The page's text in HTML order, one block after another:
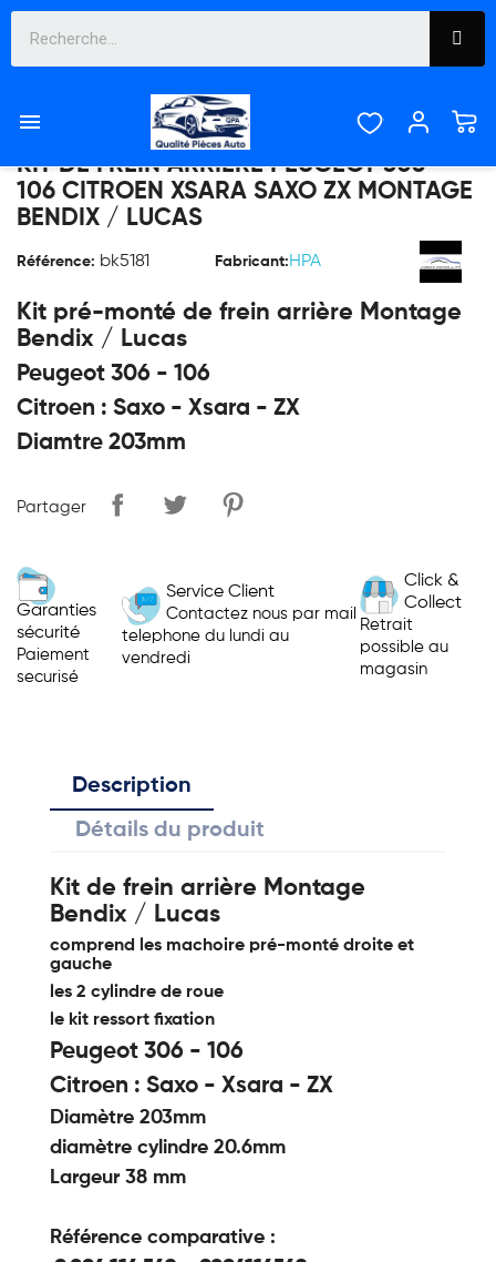

KIT DE FREIN ARRIÈRE PEUGEOT 306-
106 CITROEN XSARA SAXO ZX MONTAGE
BENDIX / LUCAS
Référence: bk5181 Fabricant: HPA
Kit pré-monté de frein arrière Montage
Bendix / Lucas
Peugeot 306 - 106
Citroen : Saxo - Xsara - ZX
Diamtre 203mm
Partager
Garanties
sécurité
Paiement
securisé
Service Client
Contactez nous par mail
telephone du lundi au
vendredi
Click &
Collect
Retrait
possible au
magasin
Description
Détails du produit
Kit de frein arrière Montage
Bendix / Lucas
comprend les machoire pré-monté droite et
gauche
les 2 cylindre de roue
le kit ressort fixation
Peugeot 306 - 106
Citroen : Saxo - Xsara - ZX
Diamètre 203mm
diamètre cylindre 20.6mm
Largeur 38 mm
Référence comparative :